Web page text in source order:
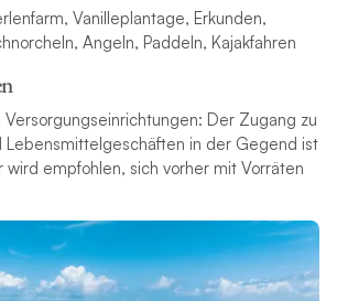
Vanilleplantage, Erkunden,
Angeln, Paddeln, Kajakfahren
Der Zugang zu
Lebensmittelgeschäften in der Gegend ist
empfohlen, sich vorher mit Vorräten